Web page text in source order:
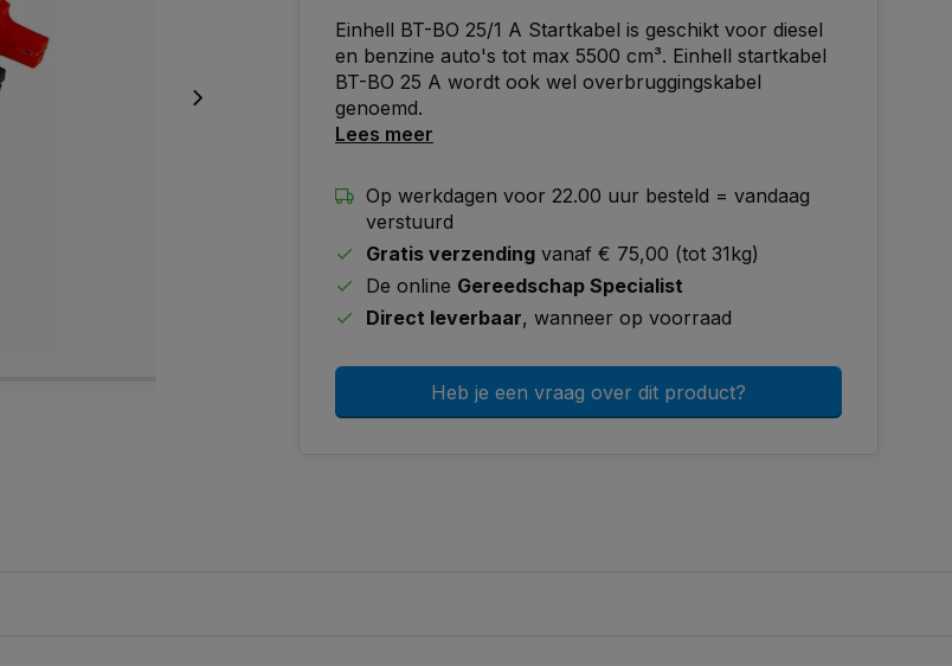
Einhell BT-BO 25/1 A Startkabel is geschikt voor diesel
en benzine auto's tot max 5500 cm³. Einhell startkabel
BT-BO 25 A wordt ook wel overbruggingskabel
genoemd.
Lees meer
Op werkdagen voor 22.00 uur besteld = vandaag
verstuurd
Gratis verzending vanaf € 75,00 (tot 31kg)
De online Gereedschap Specialist
Direct leverbaar, wanneer op voorraad
Heb je een vraag over dit product?